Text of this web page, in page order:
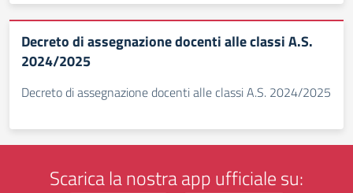
Decreto di assegnazione docenti alle classi A.S.
2024/2025
Decreto di assegnazione docenti alle classi A.S. 2024/2025
Scarica la nostra app ufficiale su: